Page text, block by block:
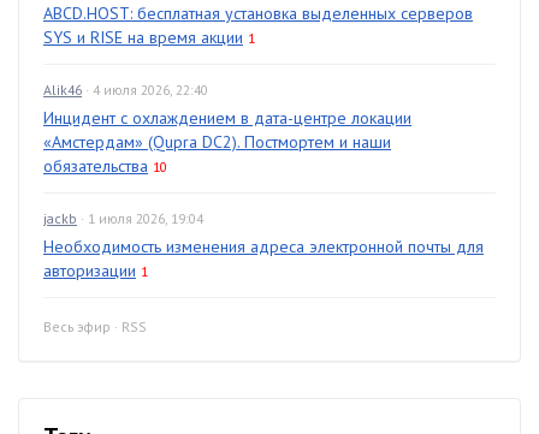
ABCD.HOST: бесплатная установка выделенных серверов
SYS и RISE на время акции 1
Alik46 · 4 июля 2026, 22:40
Инцидент с охлаждением в дата-центре локации
«Амстердам» (Qupra DC2). Постмортем и наши
обязательства 10
jackb · 1 июля 2026, 19:04
Необходимость изменения адреса электронной почты для
авторизации 1
Весь эфир · RSS